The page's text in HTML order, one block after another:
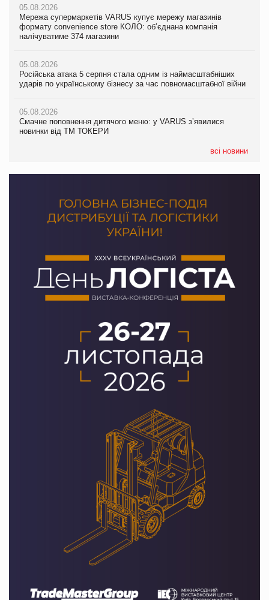
05.08.2026
Мережа супермаркетів VARUS купує мережу магазинів
формату convenience store КОЛО: об’єднана компанія
налічуватиме 374 магазини
05.08.2026
Російська атака 5 серпня стала одним із наймасштабніших
ударів по українському бізнесу за час повномасштабної війни
05.08.2026
Смачне поповнення дитячого меню: у VARUS з’явилися
новинки від ТМ ТОКЕРИ
всі новини
05.08.2026
Смачне поповнення дитячого меню: у VARUS з’явилися
новинки від ТМ ТОКЕРИ
05.08.2026
Сергій Лісунов про заморожені хлібобулочні вироби на
PrivateLabel&FMCG Master 2026
04.08.2026
Через атаку РФ у Дніпрі пошкоджено склад шоколаду
Millennium
05.08.2026
Adidas витратила понад $1 млрд на маркетинг за квартал
продуктів